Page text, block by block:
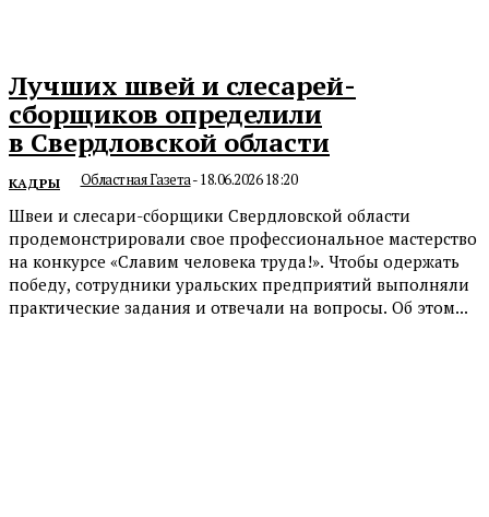
Лучших швей и слесарей-
сборщиков определили
в Свердловской области
КАДРЫ Областная Газета-18.06.2026 18:20
Швеи и слесари-сборщики Свердловской области
продемонстрировали свое профессиональное мастерство
на конкурсе «Славим человека труда!». Чтобы одержать
победу, сотрудники уральских предприятий выполняли
практические задания и отвечали на вопросы. Об этом...